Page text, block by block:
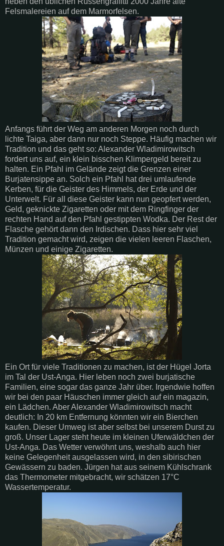
Felsmalereien auf dem Marmorfelsen.
Anfangs führt der Weg am anderen Morgen noch durch
lichte Taiga, aber dann nur noch Steppe. Häufig machen wir
Tradition und das geht so: Alexander Wladimirowitsch
fordert uns auf, ein klein bisschen Klimpergeld bereit zu
halten. Ein Pfahl im Gelände zeigt die Grenzen einer
Burjatensippe an. Solch ein Pfahl hat drei umlaufende
Kerben, für die Geister des Himmels, der Erde und der
Unterwelt. Für all diese Geister kann nun geopfert werden,
Geld, geknickte Zigaretten oder mit dem Ringfinger der
rechten Hand auf den Pfahl gestippten Wodka. Der Rest der
Flasche gehört dann den Irdischen. Dass hier sehr viel
Tradition gemacht wird, zeigen die vielen leeren Flaschen,
Münzen und einige Zigaretten.
Ein Ort für viele Traditionen zu machen, ist der Hügel Jorta
im Tal der Ust-Anga. Hier leben noch zwei burjatische
Familien, eine sogar das ganze Jahr über. Irgendwie hoffen
wir bei den paar Häuschen immer gleich auf ein magazin,
ein Lädchen. Aber Alexander Wladimirowitsch macht
deutlich: In 20 km Entfernung könnten wir ein Bierchen
kaufen. Dieser Umweg ist aber selbst bei unserem Durst zu
groß. Unser Lager steht heute im kleinen Uferwäldchen der
Ust-Anga. Das Wetter verwöhnt uns, weshalb auch hier
keine Gelegenheit ausgelassen wird, in den sibirischen
Gewässern zu baden. Jürgen hat aus seinem Kühlschrank
das Thermometer mitgebracht, wir schätzen 17°C
Wassertemperatur.